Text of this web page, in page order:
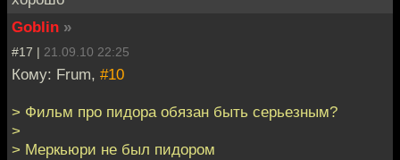
Goblin »
#17 | 21.09.10 22:25
Кому: Frum, #10
> Фильм про пидора обязан быть серьезным?
>
> Меркьюри не был пидором